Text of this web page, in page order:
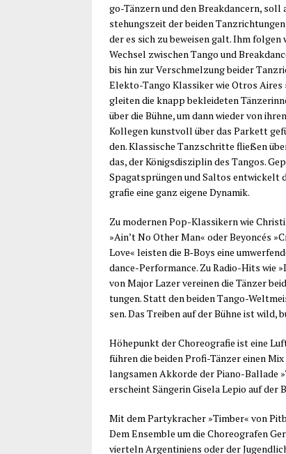
go-Tän­zern und den Break­dan­cern, soll
ste­hungs­zeit der bei­den
der es sich zu bewei­sen galt. Ihm fol­gen
Wech­sel zwi­schen Tan­go und
bis hin zur Ver­schmel­zung bei­der
Elek­to-Tan­go Klas­si­ker wie Otros Aires
glei­ten die knapp beklei­de­ten
über die Büh­ne, um dann wie­der von
Kol­le­gen kunst­voll über das Par­kett
den. Klas­si­sche Tanz­schrit­te flie­ßen
das, der Königs­dis­zi­plin des Tan­gos.
Spa­gat­s­prün­gen und Sal­tos ent­wi­ckelt
gra­fie eine ganz eige­ne Dynamik.
Zu moder­nen Pop-Klas­si­kern wie
»Ain’t No Other Man« oder Bey­on­cés
Love« leis­ten die B‑Boys eine
dance-Per­for­mance. Zu Radio-Hits wie
von Major Lazer ver­ei­nen die Tän­zer
tun­gen. Statt den bei­den Tan­go-
sen. Das Trei­ben auf der Büh­ne ist
Höhe­punkt der Cho­reo­gra­fie ist eine
füh­ren die bei­den Pro­fi-Tän­zer einen
lang­sa­men Akkor­de der Pia­no-Bal­la­de
erscheint Sän­ge­rin Gise­la Lepio auf der
Mit dem Par­ty­kra­cher »Tim­ber« von
Dem Ensem­ble um die Cho­reo­gra­fen
vier­teln Argen­ti­ni­ens oder der